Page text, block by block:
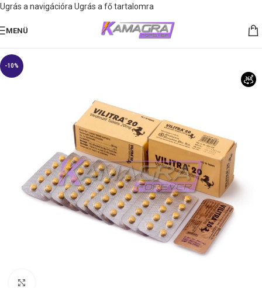
Ugrás a navigációra Ugrás a fő tartalomra
MENÜ
-10%